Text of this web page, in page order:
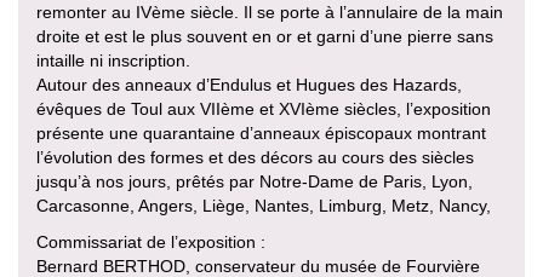
remonter au IVème siècle. Il se porte à l’annulaire de la main
droite et est le plus souvent en or et garni d’une pierre sans
intaille ni inscription.
Autour des anneaux d’Endulus et Hugues des Hazards,
évêques de Toul aux VIIème et XVIème siècles, l’exposition
présente une quarantaine d’anneaux épiscopaux montrant
l’évolution des formes et des décors au cours des siècles
jusqu’à nos jours, prêtés par Notre-Dame de Paris, Lyon,
Carcasonne, Angers, Liège, Nantes, Limburg, Metz, Nancy,
Commissariat de l’exposition :
Bernard BERTHOD, conservateur du musée de Fourvière